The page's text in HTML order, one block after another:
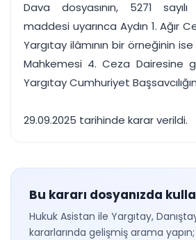
Dava dosyasının, 5271
maddesi uyarınca Aydın 1. Ağır
Yargıtay ilâmının bir örneğinin
Mahkemesi 4. Ceza Dairesine
Yargıtay Cumhuriyet
29.09.2025 tarihinde karar verildi.
Bu kararı dosyanızda
Hukuk Asistan ile Yargıtay,
kararlarında gelişmiş arama yapın;